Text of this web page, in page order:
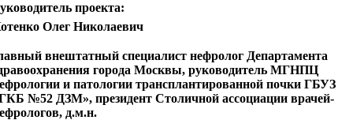
проекта:
Олег Николаевич
внештатный специалист нефролог Департамента
города Москвы, руководитель МГНПЦ
и патологии трансплантированной почки ГБУЗ
№52 ДЗМ», президент Столичной ассоциации врачей-
д.м.н.